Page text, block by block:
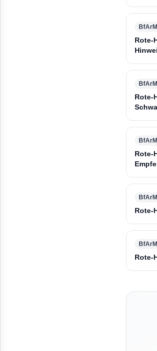
BfArM
Rote-
BfArM
Rote-
BfArM
Rote-
BfArM
Rote-
BfArM
Rote-